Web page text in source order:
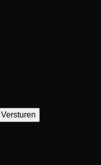
Versturen